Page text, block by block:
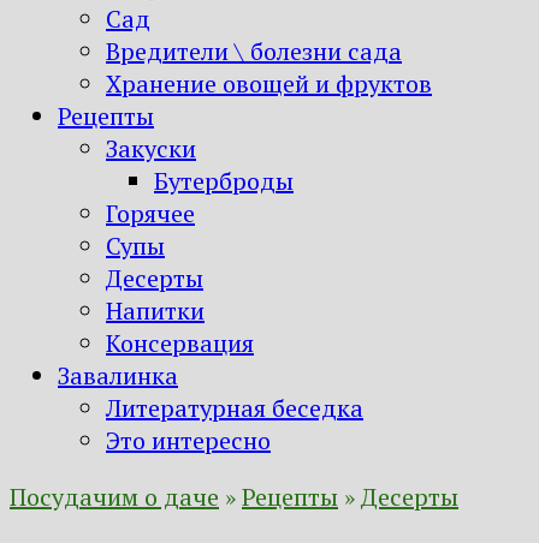
Сад
Вредители \ болезни сада
Хранение овощей и фруктов
Рецепты
Закуски
Бутерброды
Горячее
Супы
Десерты
Напитки
Консервация
Завалинка
Литературная беседка
Это интересно
Посудачим о даче »Рецепты »Десерты